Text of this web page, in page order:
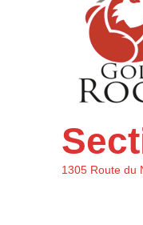
1305 Route du